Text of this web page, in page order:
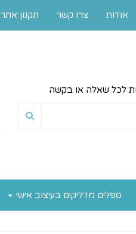
לכל שאלה או בקשה
ספלים מדליקים בעיצוב אישי
אודות צרו קשר תקנון אתר